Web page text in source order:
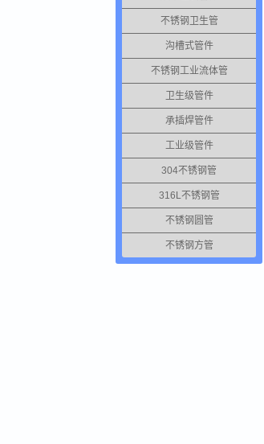
不锈钢卫生管
沟槽式管件
不锈钢工业流体管
卫生级管件
承插焊管件
工业级管件
304不锈钢管
316L不锈钢管
不锈钢圆管
不锈钢方管